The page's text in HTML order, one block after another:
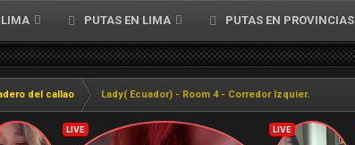
LIMA PUTAS EN LIMA PUTAS EN PROVINCIAS
del callao Lady( Ecuador) - Room 4 - Corredor Izquier.